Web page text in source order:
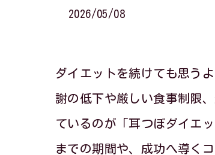
2026/05/08
ダイエットを続けても思う
謝の低下や厳しい食事制限
ているのが「耳つぼダイエ
までの期間や、成功へ導く